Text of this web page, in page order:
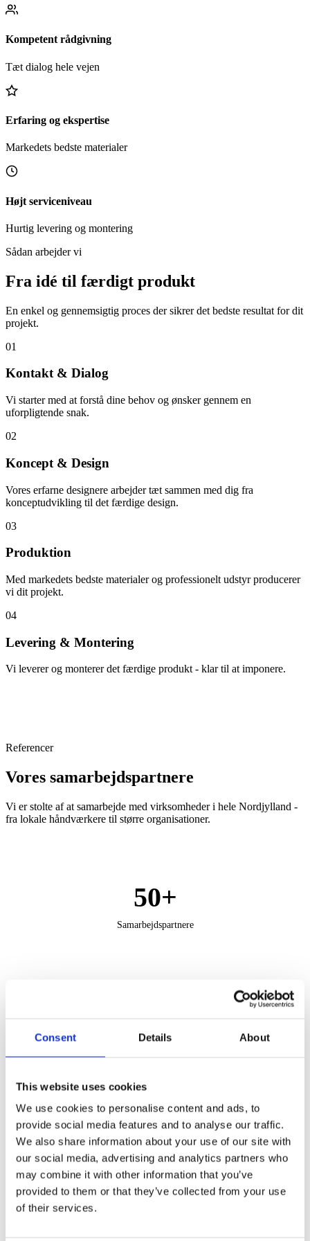
Consent Details About
This website uses cookies
We use cookies to personalise content and ads, to
provide social media features and to analyse our traffic.
We also share information about your use of our site with
our social media, advertising and analytics partners who
may combine it with other information that you’ve
provided to them or that they’ve collected from your use
of their services.
Kompetent rådgivning
Tæt dialog hele vejen
Erfaring og ekspertise
Markedets bedste materialer
Højt serviceniveau
Hurtig levering og montering
Sådan arbejder vi
Fra idé til færdigt produkt
En enkel og gennemsigtig proces der sikrer det bedste resultat for dit
projekt.
01
Kontakt & Dialog
Vi starter med at forstå dine behov og ønsker gennem en
uforpligtende snak.
02
Koncept & Design
Vores erfarne designere arbejder tæt sammen med dig fra
konceptudvikling til det færdige design.
03
Produktion
Med markedets bedste materialer og professionelt udstyr producerer
vi dit projekt.
04
Levering & Montering
Vi leverer og monterer det færdige produkt - klar til at imponere.
Referencer
Vores samarbejdspartnere
Vi er stolte af at samarbejde med virksomheder i hele Nordjylland -
fra lokale håndværkere til større organisationer.
50+
Samarbejdspartnere
100%
Kundetilfredshed
Kontakt os